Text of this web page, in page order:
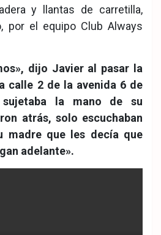
y llantas de carretilla,
por el equipo Club Always
dijo Javier al pasar la
calle 2 de la avenida 6 de
sujetaba la mano de su
atrás, solo escuchaban
madre que les decía que
adelante».